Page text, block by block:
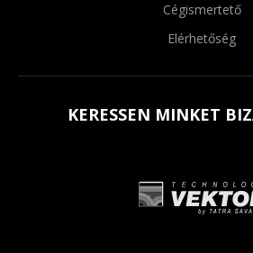
Cégismertető
Elérhetőség
KERESSEN MINKET